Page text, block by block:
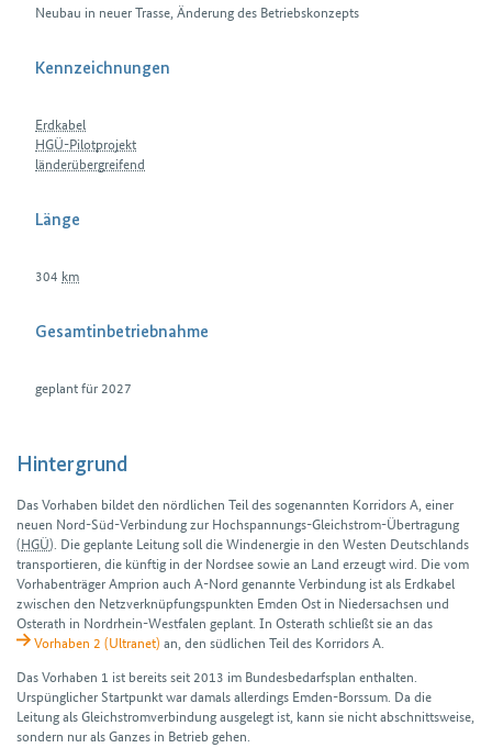
Neubau in neuer Trasse, Änderung des Betriebskonzepts
Kennzeichnungen
Erdkabel
HGÜ-Pilotprojekt
länderübergreifend
Länge
304 km
Gesamtinbetriebnahme
geplant für 2027
Hintergrund
Das Vorhaben bildet den nördlichen Teil des sogenannten Korridors A, einer
neuen Nord-Süd-Verbindung zur Hoch­spannungs-Gleichstrom-Über­tragung
(HGÜ). Die geplante Leitung soll die Windenergie in den Westen Deutschlands
transportieren, die künftig in der Nordsee sowie an Land erzeugt wird. Die vom
Vorhabenträger Amprion auch A-Nord genannte Ver­bindung ist als Erdkabel
zwischen den Netz­verknüpfungs­punkten Emden Ost in Nieder­sachsen und
Osterath in Nord­rhein-Westfalen geplant. In Osterath schließt sie an das
Vorhaben 2 (Ultranet) an, den südlichen Teil des Korridors A.
Das Vorhaben 1 ist bereits seit 2013 im Bundes­bedarfsplan enthalten.
Urspünglicher Startpunkt war damals allerdings Emden-Borssum. Da die
Leitung als Gleichstrom­verbindung ausgelegt ist, kann sie nicht abschnittsweise,
sondern nur als Ganzes in Betrieb gehen.